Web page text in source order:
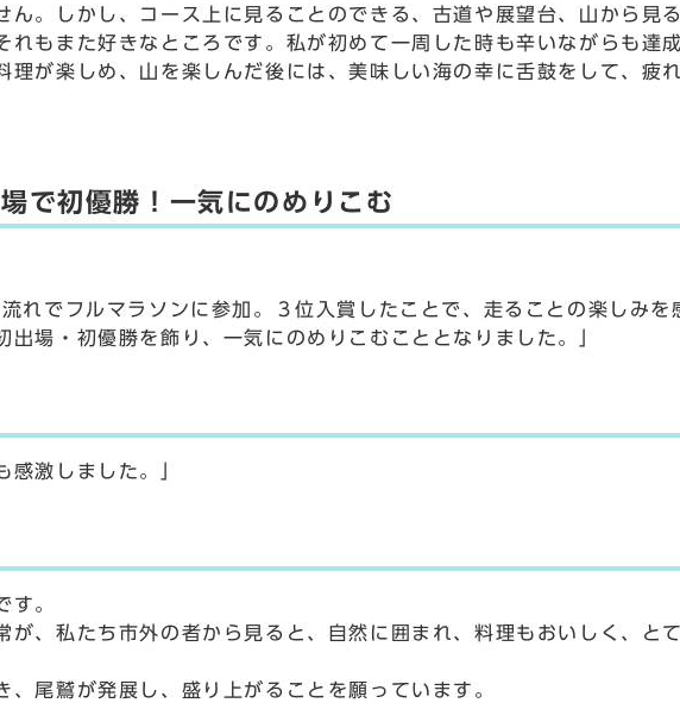
。しかし、コース上に見ることのできる、古道や展望台、山から見
もまた好きなところです。私が初めて一周した時も辛いながらも達
が楽しめ、山を楽しんだ後には、美味しい海の幸に舌鼓をして、疲
で初優勝！一気にのめりこむ
でフルマラソンに参加。３位入賞したことで、走ることの楽しみを
場・初優勝を飾り、一気にのめりこむこととなりました。」
感激しました。」
す。
、私たち市外の者から見ると、自然に囲まれ、料理もおいしく、と
尾鷲が発展し、盛り上がることを願っています。